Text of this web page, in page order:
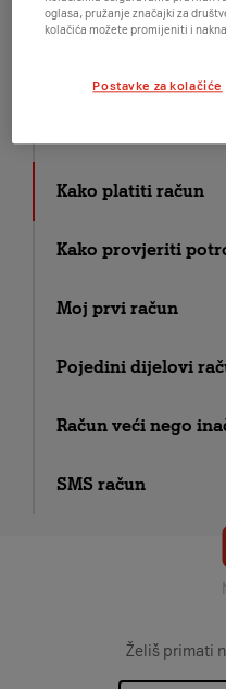
Kako platiti račun
Kako provjeriti
Moj prvi račun
Pojedini dijelovi
Račun veći nego
SMS račun
Želiš primati
oglasa, pružanje značajki za
kolačića možete promijeniti i
Postavke za kolačiće